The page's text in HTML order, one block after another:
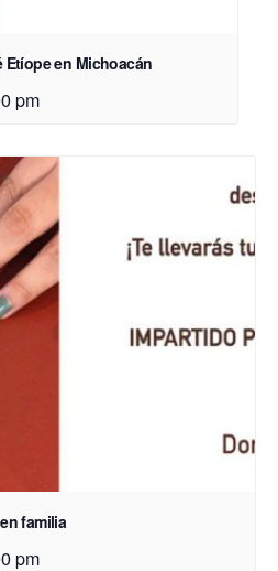
Etíope en Michoacán
pm
familia
pm